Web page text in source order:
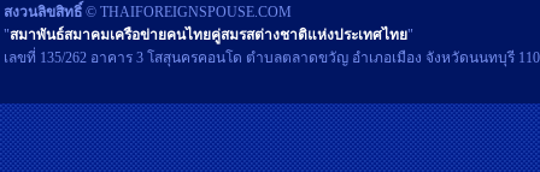
สงวนลิขสิทธิ์ © THAIFOREIGNSPOUSE.COM
"สมาพันธ์สมาคมเครือข่ายคนไทยคู่สมรสต่างชาติแห่งประเทศไทย"
เลขที่ 135/262 อาคาร 3 โสสุนครคอนโด ตำบลตลาดขวัญ อำเภอเมือง จังหวัดนนทบุรี